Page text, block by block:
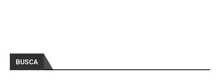
BUSCA